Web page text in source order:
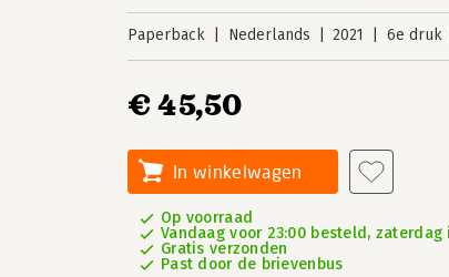
Paperback Nederlands 2021 6e druk
€ 45,50
In winkelwagen
Op voorraad
Vandaag voor 23:00 besteld, zaterdag
Gratis verzonden
Past door de brievenbus